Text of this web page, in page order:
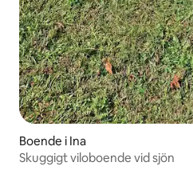
Boende i Ina
Skuggigt viloboende vid sjön